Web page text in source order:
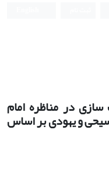
در مناظره امام
و یهودی بر اساس